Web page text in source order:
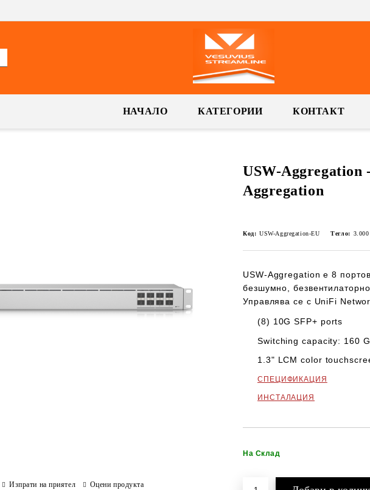
НАЧАЛО КАТЕГОРИИ КОНТАКТ
USW-Aggregation
Aggregation
Код: USW-Aggregation-EU Тегло: 3.000
USW-Aggregation е 8
безшумно,
Управлява се с UniFi
(8) 10G SFP+ ports
Switching capacity: 160
1.3" LCM color
СПЕЦИФИКАЦИЯ
ИНСТАЛАЦИЯ
На Склад
Изпрати на приятел Оцени продукта